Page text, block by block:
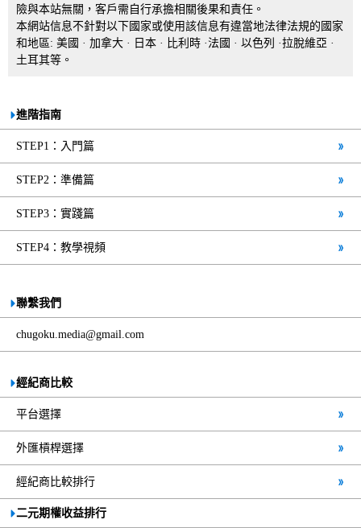
險與本站無關，客戶需自行承擔相關後果和責任。
本網站信息不針對以下國家或使用該信息有違當地法律法規的國家
和地區: 美國 · 加拿大 · 日本 · 比利時 ·法國 · 以色列 ·拉脫維亞 ·
土耳其等。
進階指南
STEP1：入門篇
STEP2：準備篇
STEP3：實踐篇
STEP4：教學視頻
聯繫我們
chugoku.media@gmail.com
經紀商比較
平台選擇
外匯槓桿選擇
經紀商比較排行
二元期權收益排行